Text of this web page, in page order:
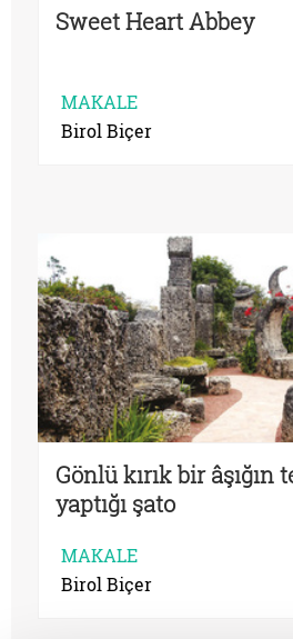
Sweet Heart Abbey
MAKALE
Birol Biçer
Gönlü kırık bir âşığın
yaptığı şato
MAKALE
Birol Biçer